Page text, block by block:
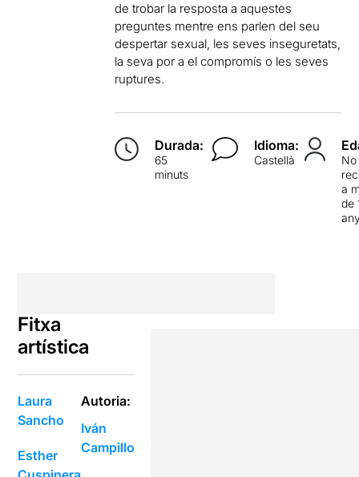
de trobar la resposta a aquestes
preguntes mentre ens parlen del seu
despertar sexual, les seves inseguretats,
la seva por a el compromís o les seves
ruptures.
Durada:
65
minuts
Idioma:
Castellà
No
a
de
Fitxa
artística
Laura
Sancho
Esther
Autoria:
Iván
Campillo